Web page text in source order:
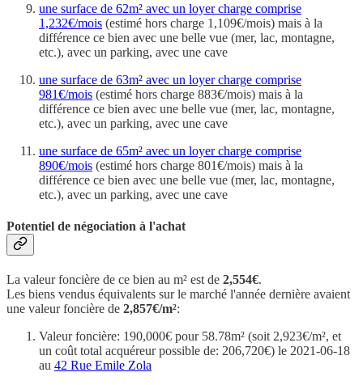
une surface de 62m² avec un loyer charge comprise
1,232€/mois (estimé hors charge 1,109€/mois) mais à la
différence ce bien avec une belle vue (mer, lac, montagne,
etc.), avec un parking, avec une cave
une surface de 63m² avec un loyer charge comprise
981€/mois (estimé hors charge 883€/mois) mais à la
différence ce bien avec une belle vue (mer, lac, montagne,
etc.), avec un parking, avec une cave
une surface de 65m² avec un loyer charge comprise
890€/mois (estimé hors charge 801€/mois) mais à la
différence ce bien avec une belle vue (mer, lac, montagne,
etc.), avec un parking, avec une cave
Potentiel de négociation à l'achat
La valeur foncière de ce bien au m² est de 2,554€.
Les biens vendus équivalents sur le marché l'année dernière avaient
une valeur foncière de 2,857€/m²:
Valeur foncière: 190,000€ pour 58.78m² (soit 2,923€/m², et
un coût total acquéreur possible de: 206,720€) le 2021-06-18
au 42 Rue Emile Zola